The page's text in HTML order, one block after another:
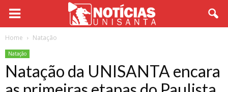
Home Natação
Natação
Natação da UNISANTA encara